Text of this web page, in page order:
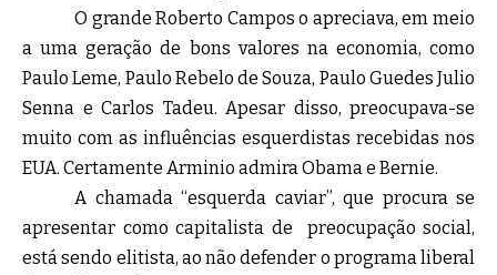
O grande Roberto Campos o apreciava, em meio
a uma geração de bons valores na economia, como
Paulo Leme, Paulo Rebelo de Souza, Paulo Guedes Julio
Senna e Carlos Tadeu. Apesar disso, preocupava-se
muito com as influências esquerdistas recebidas nos
EUA. Certamente Arminio admira Obama e Bernie.
A chamada “esquerda caviar”, que procura se
apresentar como capitalista de preocupação social,
está sendo elitista, ao não defender o programa liberal